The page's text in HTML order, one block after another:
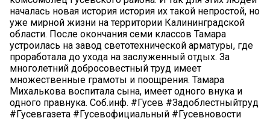
началась новая история история их такой непростой, но
уже мирной жизни на территории Калининградской
области. После окончания семи классов Тамара
устроилась на завод светотехнической арматуры, где
проработала до ухода на заслуженный отдых. За
многолетний добросовестный труд имеет
множественные грамоты и поощрения. Тамара
Михалькова воспитала сына, имеет одного внука и
одного правнука. Соб.инф. #Гусев #Задоблестныйтруд
#Гусевгазета #Гусевофициальный #Гусевновости